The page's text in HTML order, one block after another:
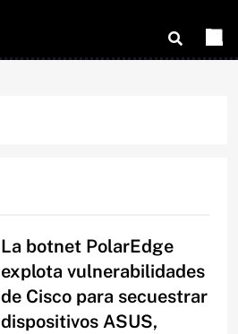
La botnet PolarEdge
explota vulnerabilidades
de Cisco para secuestrar
dispositivos ASUS,